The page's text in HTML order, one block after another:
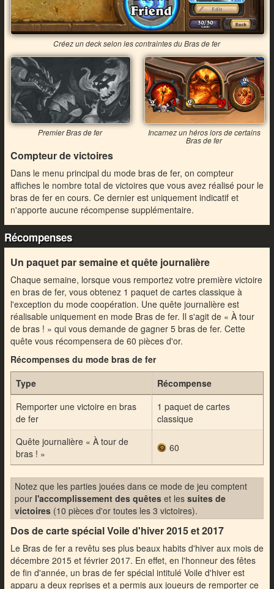
Créez un deck selon les contraintes du Bras de fer
Premier Bras de fer Incarnez un héros lors de certains
Bras de fer
Compteur de victoires
Dans le menu principal du mode bras de fer, on compteur
affiches le nombre total de victoires que vous avez réalisé pour le
bras de fer en cours. Ce dernier est uniquement indicatif et
n'apporte aucune récompense supplémentaire.
Récompenses
Un paquet par semaine et quête journalière
Chaque semaine, lorsque vous remportez votre première victoire
en bras de fer, vous obtenez 1 paquet de cartes classique à
l'exception du mode coopération. Une quête journalière est
réalisable uniquement en mode Bras de fer. Il s'agit de « À tour
de bras ! » qui vous demande de gagner 5 bras de fer. Cette
quête vous récompensera de 60 pièces d'or.
Récompenses du mode bras de fer
Type
Récompense
Remporter une victoire en bras
de fer
1 paquet de cartes
classique
Quête journalière « À tour de
bras ! »
60
Notez que les parties jouées dans ce mode de jeu comptent
pour l'accomplissement des quêteset les suites de
victoires(10 pièces d'or toutes les 3 victoires).
Dos de carte spécial Voile d'hiver 2015 et 2017
Le Bras de fer a revêtu ses plus beaux habits d'hiver aux mois de
décembre 2015 et février 2017. En effet, en l'honneur des fêtes
de fin d'année, un bras de fer spécial intitulé Voile d'hiver est
apparu a deux reprises et a permis aux joueurs de remporter ce